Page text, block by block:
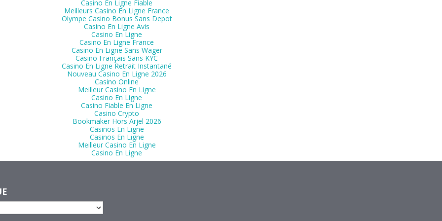
Casino En Ligne Fiable
Meilleurs Casino En Ligne France
Olympe Casino Bonus Sans Depot
Casino En Ligne Avis
Casino En Ligne
Casino En Ligne France
Casino En Ligne Sans Wager
Casino Français Sans KYC
Casino En Ligne Retrait Instantané
Nouveau Casino En Ligne 2026
Casino Online
Meilleur Casino En Ligne
Casino En Ligne
Casino Fiable En Ligne
Casino Crypto
Bookmaker Hors Arjel 2026
Casinos En Ligne
Casinos En Ligne
Meilleur Casino En Ligne
Casino En Ligne